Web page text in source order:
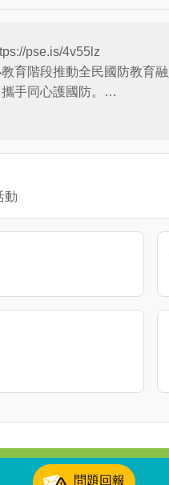
pse.is/4v55lz
育階段推動全民國防教育
手同心護國防。
民守護的力量。
：守護家園，我就來。
未來守護者。
說明與引導，提供教師全
整版本以外，也有剪輯成
5支影片，來協助老師及同
，可資源連結處下載影片
動
問題回報